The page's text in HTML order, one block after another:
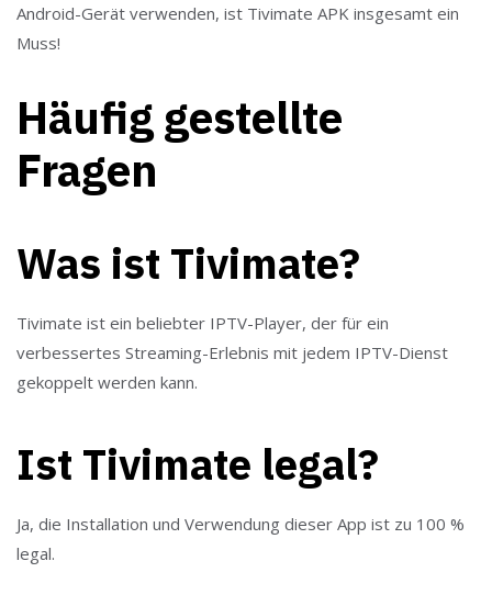
Android-Gerät verwenden, ist Tivimate APK insgesamt ein
Muss!
Häufig gestellte
Fragen
Was ist Tivimate?
Tivimate ist ein beliebter IPTV-Player, der für ein
verbessertes Streaming-Erlebnis mit jedem IPTV-Dienst
gekoppelt werden kann.
Ist Tivimate legal?
Ja, die Installation und Verwendung dieser App ist zu 100 %
legal.